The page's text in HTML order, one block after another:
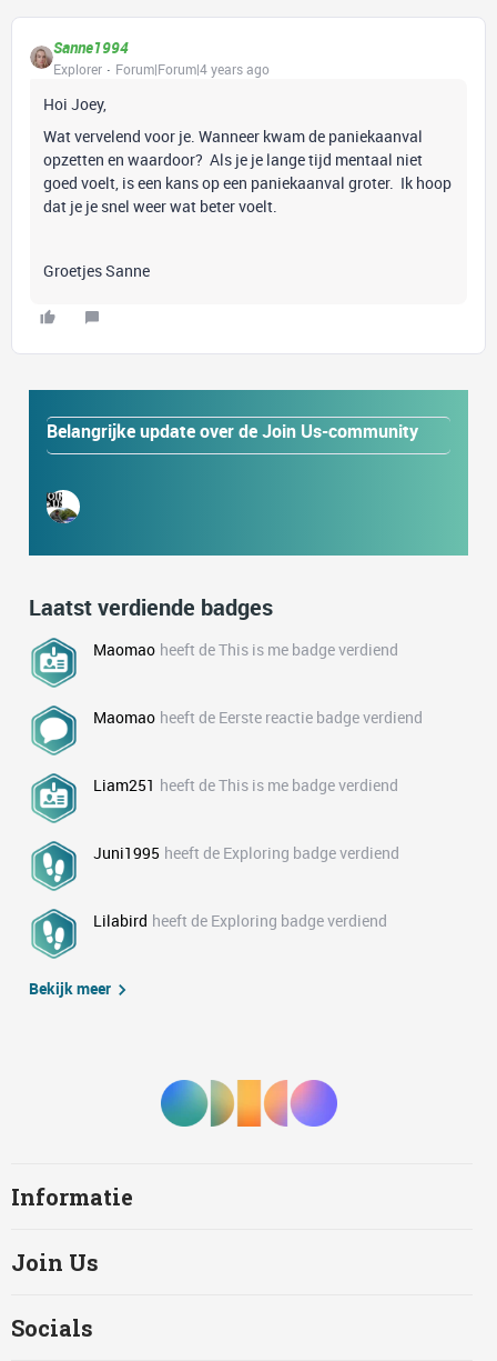
Sanne1994
Explorer Forum|Forum|4 years ago
Hoi Joey,
Wat vervelend voor je. Wanneer kwam de paniekaanval
opzetten en waardoor? Als je je lange tijd mentaal niet
goed voelt, is een kans op een paniekaanval groter. Ik hoop
dat je je snel weer wat beter voelt.
Groetjes Sanne
Belangrijke update over de Join Us-community
Laatst verdiende badges
Maomao heeft de This is me badge verdiend
Maomao heeft de Eerste reactie badge verdiend
Liam251 heeft de This is me badge verdiend
Juni1995 heeft de Exploring badge verdiend
Lilabird heeft de Exploring badge verdiend
Bekijk meer
Informatie
Join Us
Socials